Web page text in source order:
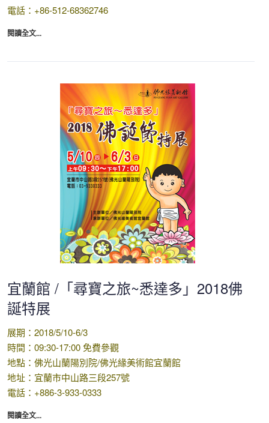
電話：+86-512-68362746
閱讀全文...
宜蘭館 /「尋寶之旅~悉達多」2018佛
誕特展
展期：2018/5/10-6/3
時間：09:30-17:00 免費參觀
地點：佛光山蘭陽別院/佛光緣美術館宜蘭館
地址：宜蘭市中山路三段257號
電話：+886-3-933-0333
閱讀全文...